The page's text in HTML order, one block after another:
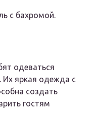
с бахромой.
одеваться
Их яркая одежда с
создать
гостям